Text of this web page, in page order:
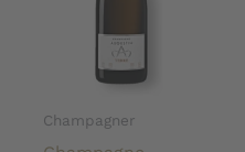
Champagner